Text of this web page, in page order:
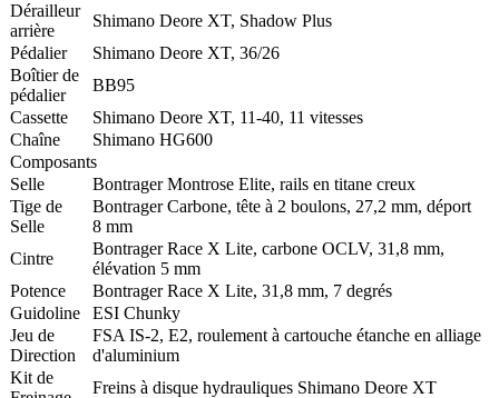
Dérailleur
arrière
Shimano Deore XT, Shadow Plus
Pédalier
Shimano Deore XT, 36/26
Boîtier de
pédalier
BB95
Cassette
Shimano Deore XT, 11-40, 11 vitesses
Chaîne
Shimano HG600
Composants
Selle
Bontrager Montrose Elite, rails en titane creux
Tige de
Selle
Bontrager Carbone, tête à 2 boulons, 27,2 mm, déport
8 mm
Cintre
Bontrager Race X Lite, carbone OCLV, 31,8 mm,
élévation 5 mm
Potence
Bontrager Race X Lite, 31,8 mm, 7 degrés
Guidoline
ESI Chunky
Jeu de
Direction
FSA IS-2, E2, roulement à cartouche étanche en alliage
d'aluminium
Kit de
Freins à disque hydrauliques Shimano Deore XT